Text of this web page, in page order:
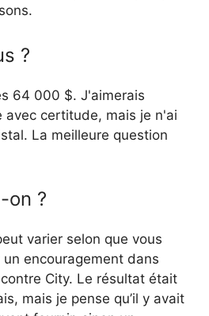
?
64 000 $. J'aimerais
avec certitude, mais je n'ai
La meilleure question
on ?
varier selon que vous
encouragement dans
City. Le résultat était
mais je pense qu’il y avait